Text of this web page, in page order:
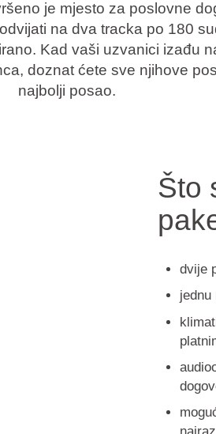
je mjesto za poslovne
na dva tracka po 180
Kad vaši uzvanici izađu
doznat ćete sve njihove
najbolji posao.
Što
dvije
jednu